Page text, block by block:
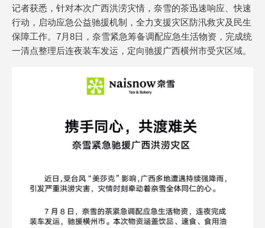
记者获悉，针对本次广西洪涝灾情，奈雪的茶迅速响应、快速
行动，启动应急公益驰援机制，全力支援灾区防汛救灾及民生
保障工作。7月8日，奈雪紧急筹备调配应急生活物资，完成统
一清点整理后连夜装车发运，定向驰援广西横州市受灾区域。